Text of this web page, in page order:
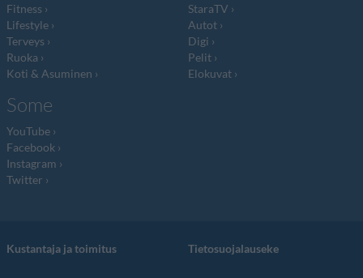
Fitness
Lifestyle
Terveys
Ruoka
Koti & Asuminen
StaraTV
Autot
Digi
Pelit
Elokuvat
Some
YouTube
Facebook
Instagram
Twitter
Kustantaja ja toimitus Tietosuojalauseke